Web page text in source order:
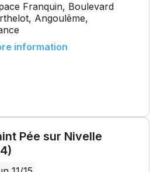
Franquin, Boulevard
Angoulême,
information
Pée sur Nivelle